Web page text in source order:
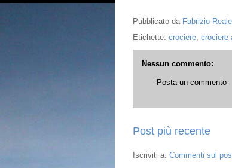
Pubblicato da Fabrizio Reale
Etichette: crociere crociere
Nessun commento:
Posta un commento
Post più recente
Iscriviti a: Commenti sul